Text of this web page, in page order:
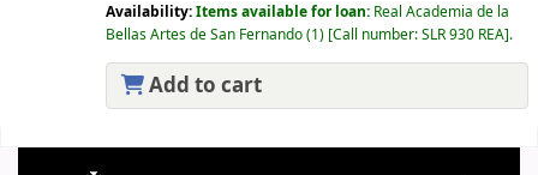
Availability:Items available for loan: Real Academia de la
Bellas Artes de San Fernando(1) Call number:SLR 930 REA .
Add to cart